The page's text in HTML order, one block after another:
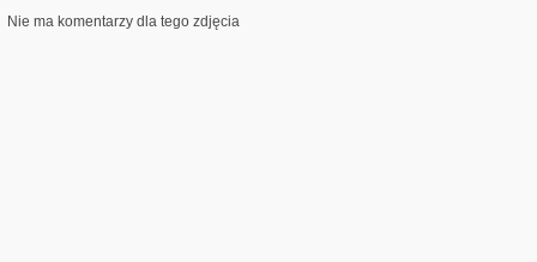
Nie ma komentarzy dla tego zdjęcia